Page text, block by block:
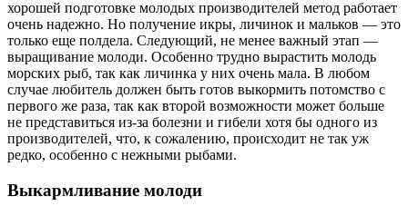
хорошей подготовке молодых производителей метод работает
очень надежно. Но получение икры, личинок и мальков — это
только еще полдела. Следующий, не менее важный этап —
выращивание молоди. Особенно трудно вырастить молодь
морских рыб, так как личинка у них очень мала. В любом
случае любитель должен быть готов выкормить потомство с
первого же раза, так как второй возможности может больше
не представиться из-за болезни и гибели хотя бы одного из
производителей, что, к сожалению, происходит не так уж
редко, особенно с нежными рыбами.
Выкармливание молоди